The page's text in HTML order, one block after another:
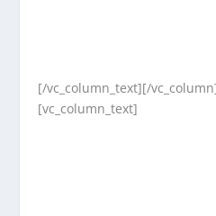
[/vc_column_text][/
[vc_column_text]